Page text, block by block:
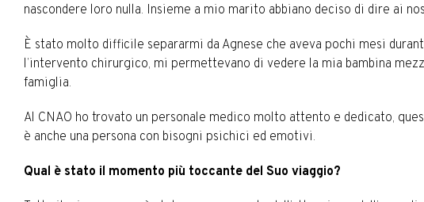
nascondere loro nulla. Insieme a mio marito abbiano deciso di dire ai
È stato molto difficile separarmi da Agnese che aveva pochi mesi
l’intervento chirurgico, mi permettevano di vedere la mia bambina
famiglia.
Al CNAO ho trovato un personale medico molto attento e dedicato,
è anche una persona con bisogni psichici ed emotivi.
Qual è stato il momento più toccante del Suo viaggio?